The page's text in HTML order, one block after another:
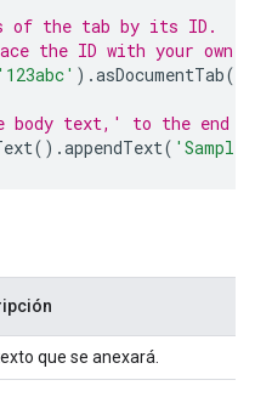
of the tab by its ID.
the ID with your own.
'123abc' ).asDocumentTab().
body text,' to the end
().appendText(
que se anexará.